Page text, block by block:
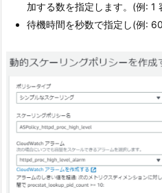
加する数を指定します。(例: 1
待機時間を秒数で指定し(例: